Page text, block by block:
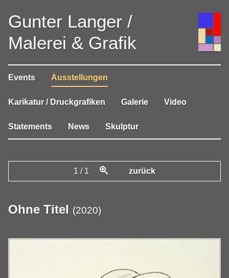
Gunter Langer /
Malerei & Grafik
Events Ausstellungen
Karikatur / Druckgrafiken Galerie Video
Statements News Skulptur
1 / 1 zurück
Ohne Titel (2020)